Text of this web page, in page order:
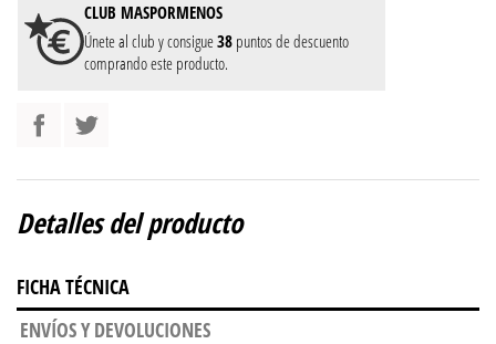
CLUB MASPORMENOS
Únete al club y consigue38 puntos de descuento
comprando este producto.
Detalles del producto
FICHA TÉCNICA
ENVÍOS Y DEVOLUCIONES